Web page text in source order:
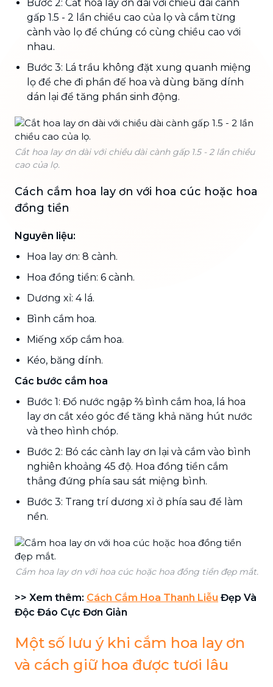
Bước 2: Cắt hoa lay ơn dài với chiều dài cành
gấp 1.5 - 2 lần chiều cao của lọ và cắm từng
cành vào lọ để chúng có cùng chiều cao với
nhau.
Bước 3: Lá trầu không đặt xung quanh miệng
lọ để che đi phần đế hoa và dùng băng dính
dán lại để tăng phần sinh động.
Cắt hoa lay ơn dài với chiều dài cành gấp 1.5 - 2 lần chiều
cao của lọ.
Cách cắm hoa lay ơn với hoa cúc hoặc hoa
đồng tiền
Nguyên liệu:
Hoa lay ơn: 8 cành.
Hoa đồng tiền: 6 cành.
Dương xỉ: 4 lá.
Bình cắm hoa.
Miếng xốp cắm hoa.
Kéo, băng dính.
Các bước cắm hoa
Bước 1: Đổ nước ngập ⅔ bình cắm hoa, lá hoa
lay ơn cắt xéo góc để tăng khả năng hút nước
và theo hình chóp.
Bước 2: Bó các cành lay ơn lại và cắm vào bình
nghiên khoảng 45 độ. Hoa đồng tiền cắm
thẳng đứng phía sau sát miệng bình.
Bước 3: Trang trí dương xỉ ở phía sau để làm
nền.
Cắm hoa lay ơn với hoa cúc hoặc hoa đồng tiền đẹp mắt.
>> Xem thêm: Cách Cắm Hoa Thanh Liễu Đẹp Và
Độc Đáo Cực Đơn Giản
Một số lưu ý khi cắm hoa lay ơn
và cách giữ hoa được tươi lâu